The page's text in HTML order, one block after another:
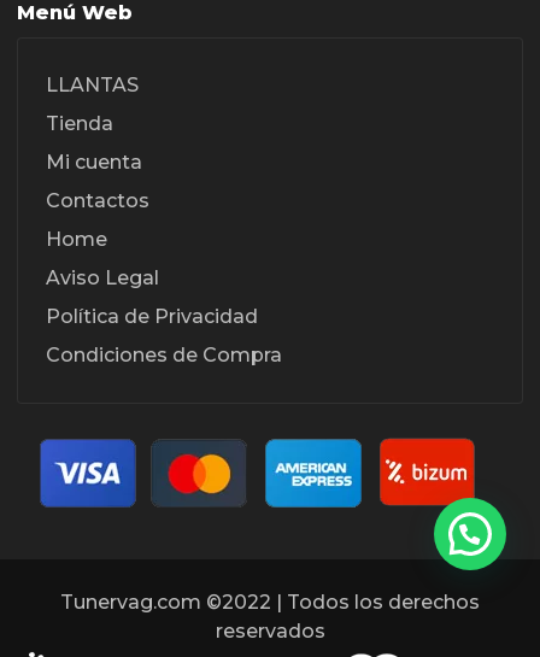
Menú Web
LLANTAS
Tienda
Mi cuenta
Contactos
Home
Aviso Legal
Política de Privacidad
Condiciones de Compra
Tunervag.com ©2022 | Todos los derechos
reservados